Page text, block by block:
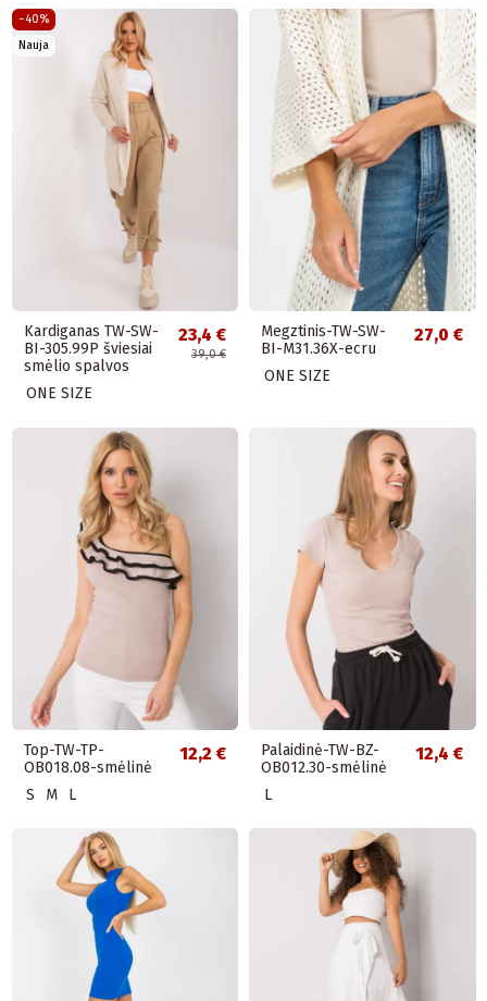
−40%
Nauja
Kardiganas TW-SW-
BI-305.99P šviesiai
smėlio spalvos
23,4 €
39,0 €
ONE SIZE
Megztinis-TW-SW-
BI-M31.36X-ecru
27,0 €
ONE SIZE
Top-TW-TP-
OB018.08-smėlinė
12,2 €
S M L
Palaidinė-TW-BZ-
OB012.30-smėlinė
12,4 €
L